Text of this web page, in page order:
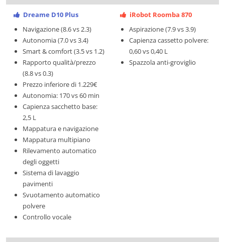
Dreame D10 Plus
Navigazione (8.6 vs 2.3)
Autonomia (7.0 vs 3.4)
Smart & comfort (3.5 vs 1.2)
Rapporto qualità/prezzo
(8.8 vs 0.3)
Prezzo inferiore di 1.229€
Autonomia: 170 vs 60 min
Capienza sacchetto base:
2,5 L
Mappatura e navigazione
Mappatura multipiano
Rilevamento automatico
degli oggetti
Sistema di lavaggio
pavimenti
Svuotamento automatico
polvere
Controllo vocale
iRobot Roomba 870
Aspirazione (7.9 vs 3.9)
Capienza cassetto polvere:
0,60 vs 0,40 L
Spazzola anti-groviglio